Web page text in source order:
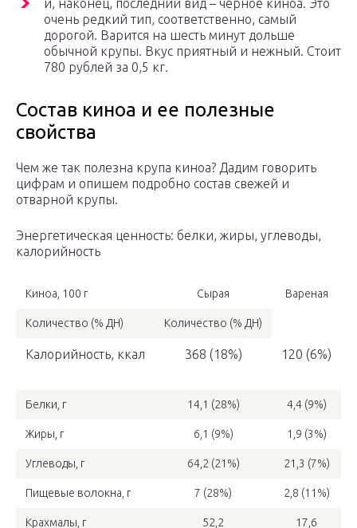
и, наконец, последний вид – чёрное киноа. Это
очень редкий тип, соответственно, самый
дорогой. Варится на шесть минут дольше
обычной крупы. Вкус приятный и нежный. Стоит
780 рублей за 0,5 кг.
Состав киноа и ее полезные
свойства
Чем же так полезна крупа киноа? Дадим говорить
цифрам и опишем подробно состав свежей и
отварной крупы.
Энергетическая ценность: белки, жиры, углеводы,
калорийность
Киноа, 100 г Сырая Вареная
Количество (% ДН) Количество (% ДН)
Калорийность, ккал 368 (18%) 120 (6%)
Белки, г 14,1 (28%) 4,4 (9%)
Жиры, г 6,1 (9%) 1,9 (3%)
Углеводы, г 64,2 (21%) 21,3 (7%)
Пищевые волокна, г 7 (28%) 2,8 (11%)
Крахмалы, г 52,2 17,6